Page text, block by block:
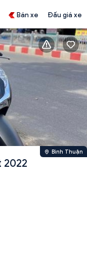
Bán xe Đấu giá xe
Bình Thuận
2022